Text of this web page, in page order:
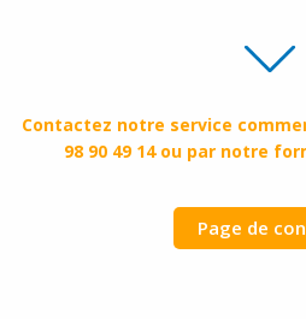
Contactez notre service
98 90 49 14 ou par notre
Page de